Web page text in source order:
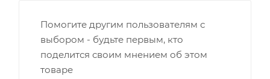
Помогите другим пользователям с
выбором - будьте первым, кто
поделится своим мнением об этом
товаре